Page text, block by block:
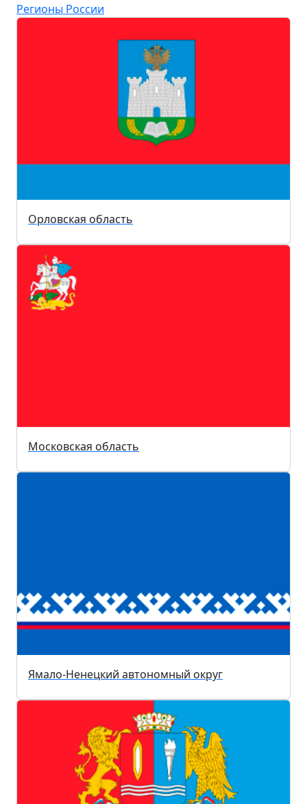
Регионы России
Орловская область
Московская область
Ямало-Ненецкий автономный округ